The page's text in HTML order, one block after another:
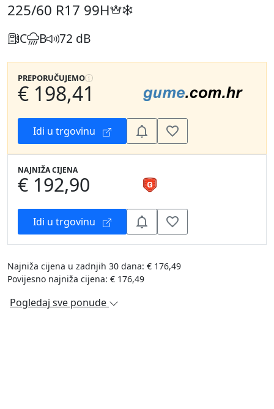
225/60 R17 99H
C B 72 dB
PREPORUČUJEMO
€ 198,41
Idi u trgovinu
NAJNIŽA CIJENA
€ 192,90
Idi u trgovinu
Najniža cijena u zadnjih 30 dana: € 176,49
Povijesno najniža cijena: € 176,49
Pogledaj sve ponude